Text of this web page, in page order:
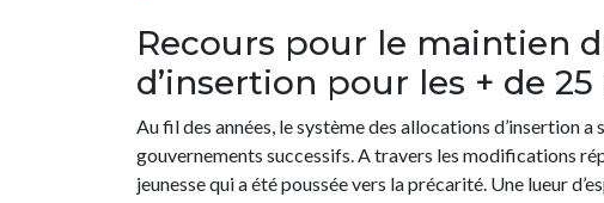
Recours pour le maintien
d’insertion pour les + de
Au fil des années, le système des allocations d’insertion
gouvernements successifs. A travers les modifications
jeunesse qui a été poussée vers la précarité. Une lueur